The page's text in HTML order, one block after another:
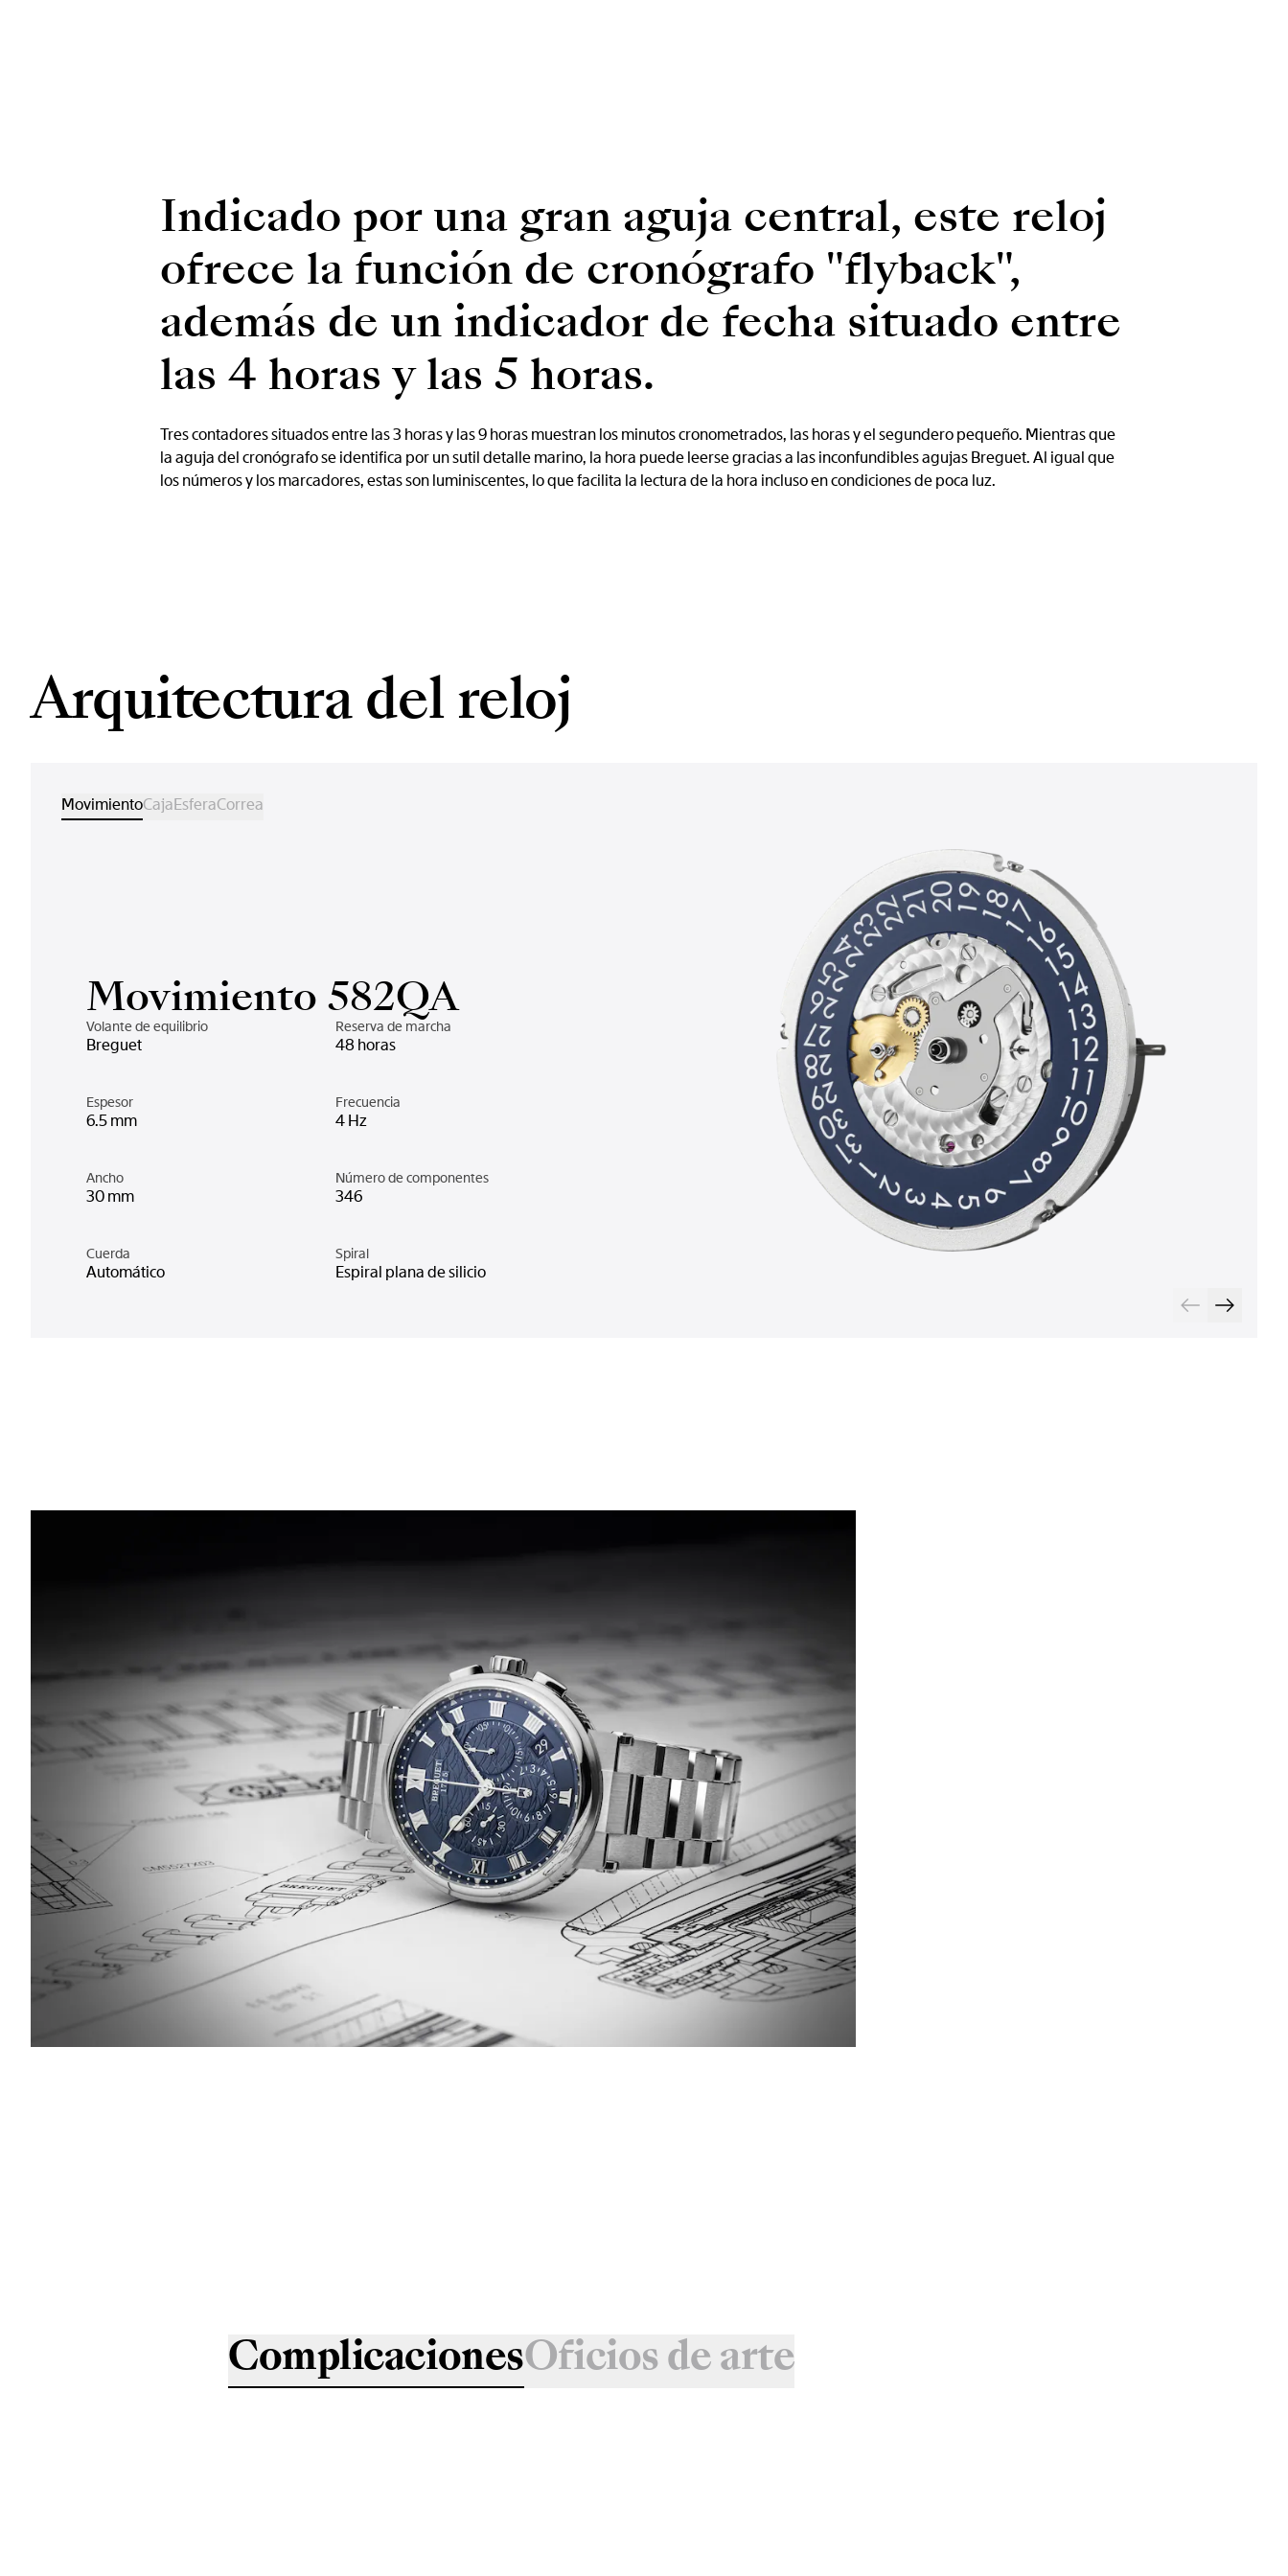
Indicado por una gran aguja central, este reloj
ofrece la función de cronógrafo "flyback",
además de un indicador de fecha situado entre
las 4 horas y las 5 horas.
Tres contadores situados entre las 3 horas y las 9 horas muestran los minutos cronometrados, las horas y el segundero pequeño. Mientras que
la aguja del cronógrafo se identifica por un sutil detalle marino, la hora puede leerse gracias a las inconfundibles agujas Breguet. Al igual que
los números y los marcadores, estas son luminiscentes, lo que facilita la lectura de la hora incluso en condiciones de poca luz.
Arquitectura del reloj
MovimientoCajaEsferaCorrea
Movimiento 582QA
Volante de equilibrio
Breguet
Reserva de marcha
48 horas
Espesor
6.5 mm
Frecuencia
4 Hz
Ancho
30 mm
Número de componentes
346
Cuerda
Automático
Spiral
Espiral plana de silicio
ComplicacionesOficios de arte